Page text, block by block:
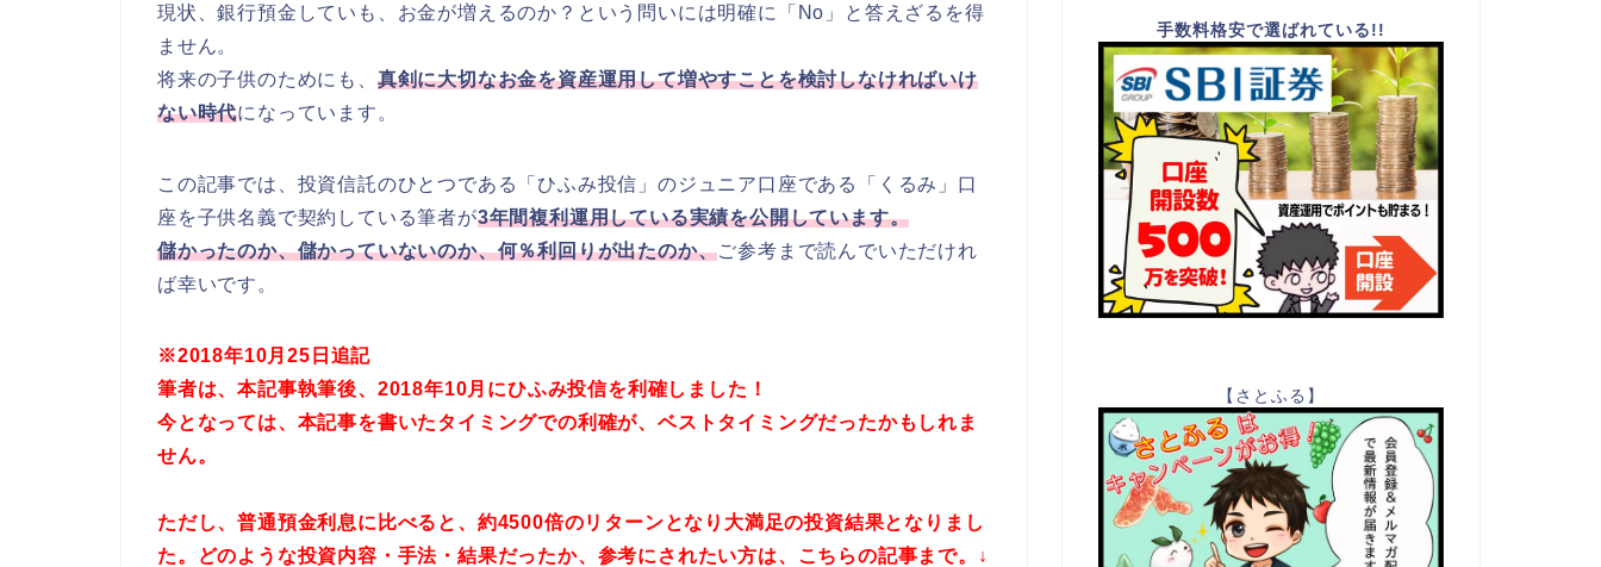
現状、銀行預金していも、お金が増えるのか？という問いには明確に「No」と答えざるを得
ません。
将来の子供のためにも、 真剣に大切なお金を資産運用して増やすことを検討しなければいけ
ない時代になっています。
この記事では、投資信託のひとつである「ひふみ投信」のジュニア口座である「くるみ」口
座を子供名義で契約している筆者が3年間複利運用している実績を公開しています。
儲かったのか、儲かっていないのか、何％利回りが出たのか、ご参考まで読んでいただけれ
ば幸いです。
※2018年10月25日追記
筆者は、本記事執筆後、2018年10月にひふみ投信を利確しました！
今となっては、本記事を書いたタイミングでの利確が、ベストタイミングだったかもしれま
せん。
ただし、普通預金利息に比べると、約4500倍のリターンとなり大満足の投資結果となりまし
た。
どのような投資内容・手法・結果だったか、参考にされたい方は、こちらの記事まで。↓
手数料格安で選ばれている!!
【さとふる】